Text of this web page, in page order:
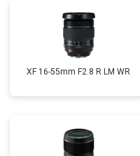
XF 16-55mm F2.8 R LM WR